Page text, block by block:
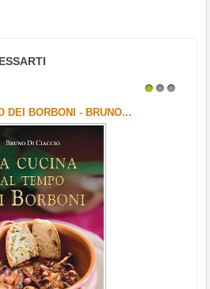
DEI BORBONI - BRUNO...